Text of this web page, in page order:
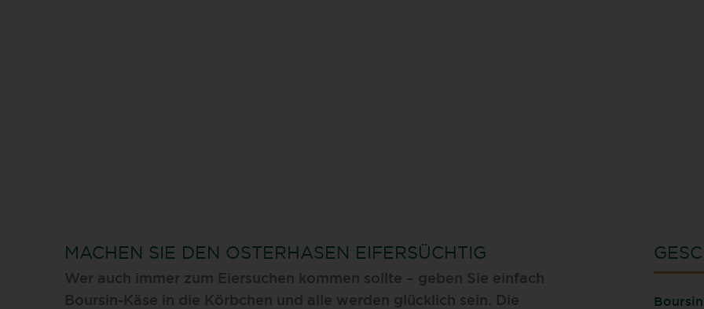
MACHEN SIE DEN OSTERHASEN EIFERSÜCHTIG
Wer auch immer zum Eiersuchen kommen sollte – geben Sie einfach
Boursin-Käse in die Körbchen und alle werden glücklich sein. Die